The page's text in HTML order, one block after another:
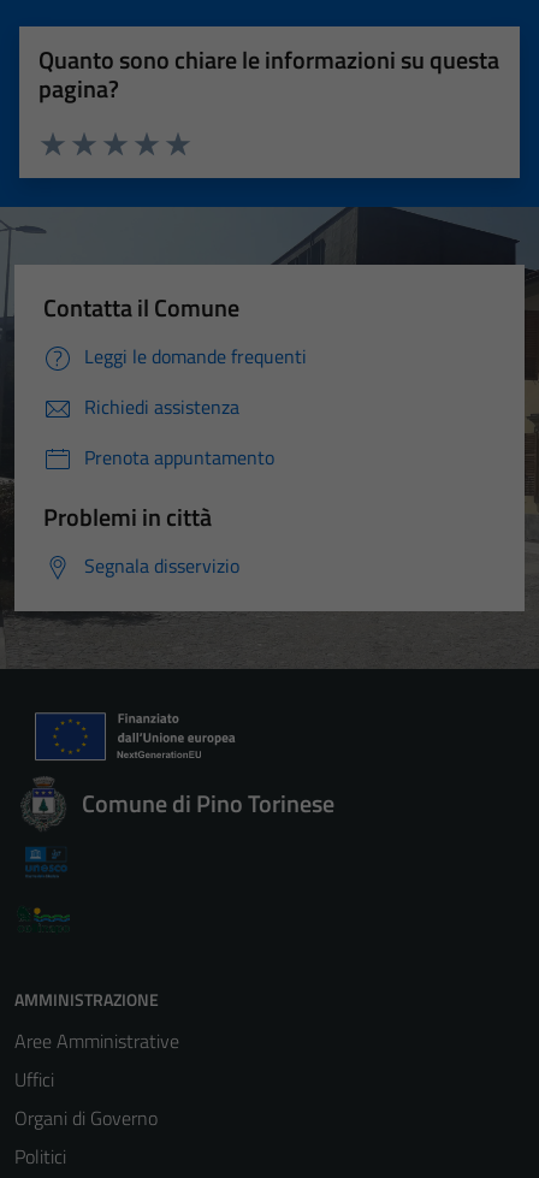
Quanto sono chiare le informazioni su questa
pagina?
Valuta 5 stelle su 5
Valuta 4 stelle su 5
Valuta 3 stelle su 5
Valuta 2 stelle su 5
Valuta 1 stelle su 5
Contatta il Comune
Leggi le domande frequenti
Richiedi assistenza
Prenota appuntamento
Problemi in città
Segnala disservizio
Comune di Pino Torinese
AMMINISTRAZIONE
Aree Amministrative
Uffici
Organi di Governo
Politici